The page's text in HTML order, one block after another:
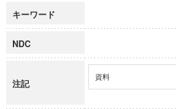
キーワード
NDC
注記
資料